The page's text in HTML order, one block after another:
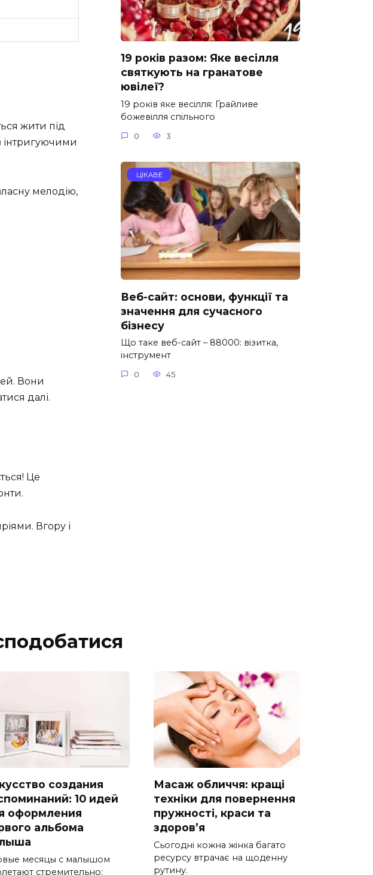
жити під
інтригуючими
мелодію,
Вони
далі.
Це
Вгору і
19 років разом: Яке весілля
святкують на гранатове
ювілеї?
19 років яке весілля: Грайливе
божевілля спільного
0 3
ЦІКАВЕ
Веб-сайт: основи, функції та
значення для сучасного
бізнесу
Що таке веб-сайт – 88000: візитка,
інструмент
0 45
создания
10 идей
оформления
альбома
месяцы с малышом
стремительно:
Масаж обличчя: кращі
техніки для повернення
пружності, краси та
здоров’я
Сьогодні кожна жінка багато
ресурсу втрачає на щоденну
рутину.